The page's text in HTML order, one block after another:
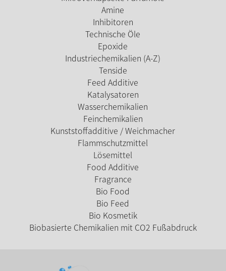
Amine
Inhibitoren
Technische Öle
Epoxide
Industriechemikalien (A-Z)
Tenside
Feed Additive
Katalysatoren
Wasserchemikalien
Feinchemikalien
Kunststoffadditive / Weichmacher
Flammschutzmittel
Lösemittel
Food Additive
Fragrance
Bio Food
Bio Feed
Bio Kosmetik
Biobasierte Chemikalien mit CO2 Fußabdruck